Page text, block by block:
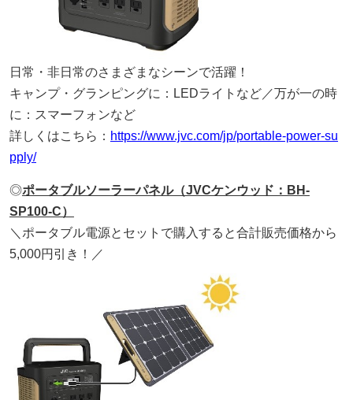
日常・非日常のさまざまなシーンで活躍！
キャンプ・グランピングに：LEDライトなど／万が一の時
に：スマーフォンなど
詳しくはこちら： https://www.jvc.com/jp/portable-power-su
pply/
◎ポータブルソーラーパネル（JVCケンウッド：BH-
SP100-C）
＼ポータブル電源とセットで購入すると合計販売価格から
5,000円引き！／